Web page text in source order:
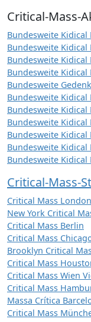
Critical-Mass-
Bundesweite Kidical
Bundesweite Kidical
Bundesweite Kidical
Bundesweite Kidical
Bundesweite
Bundesweite Kidical
Bundesweite Kidical
Bundesweite Kidical
Bundesweite Kidical
Bundesweite Kidical
Bundesweite Kidical
Critical-Mass-
Critical Mass London
New York Critical
Critical Mass Berlin
Critical Mass
Brooklyn Critical
Critical Mass
Critical Mass Wien
Critical Mass
Massa Crítica
Critical Mass